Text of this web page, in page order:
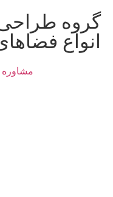
گروه
انواع
مشاوره